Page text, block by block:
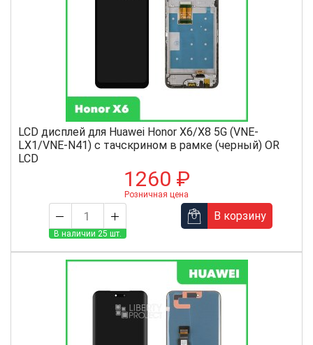
LCD дисплей для Huawei Honor X6/X8 5G (VNE-
LX1/VNE-N41) с тачскрином в рамке (черный) OR
LCD
1260 ₽
Розничная цена
В наличии 25 шт.
В корзину